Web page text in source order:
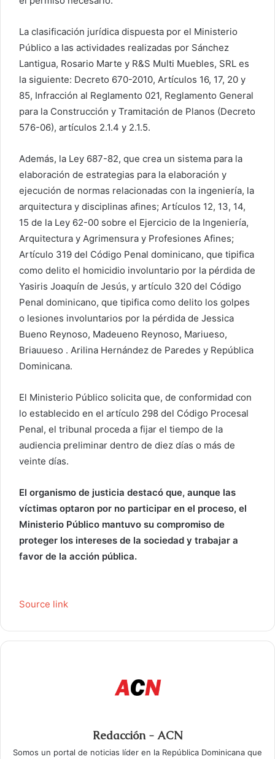
La clasificación jurídica dispuesta por el Ministerio
Público a las actividades realizadas por Sánchez
Lantigua, Rosario Marte y R&S Multi Muebles, SRL es
la siguiente: Decreto 670-2010, Artículos 16, 17, 20 y
85, Infracción al Reglamento 021, Reglamento General
para la Construcción y Tramitación de Planos (Decreto
576-06), artículos 2.1.4 y 2.1.5.
Además, la Ley 687-82, que crea un sistema para la
elaboración de estrategias para la elaboración y
ejecución de normas relacionadas con la ingeniería, la
arquitectura y disciplinas afines; Artículos 12, 13, 14,
15 de la Ley 62-00 sobre el Ejercicio de la Ingeniería,
Arquitectura y Agrimensura y Profesiones Afines;
Artículo 319 del Código Penal dominicano, que tipifica
como delito el homicidio involuntario por la pérdida de
Yasiris Joaquín de Jesús, y artículo 320 del Código
Penal dominicano, que tipifica como delito los golpes
o lesiones involuntarios por la pérdida de Jessica
Bueno Reynoso, Madeueno Reynoso, Mariueso,
Briauueso . Arilina Hernández de Paredes y República
Dominicana.
El Ministerio Público solicita que, de conformidad con
lo establecido en el artículo 298 del Código Procesal
Penal, el tribunal proceda a fijar el tiempo de la
audiencia preliminar dentro de diez días o más de
veinte días.
El organismo de justicia destacó que, aunque las
víctimas optaron por no participar en el proceso, el
Ministerio Público mantuvo su compromiso de
proteger los intereses de la sociedad y trabajar a
favor de la acción pública.
Source link
Redacción - ACN
Somos un portal de noticias líder en la República Dominicana que